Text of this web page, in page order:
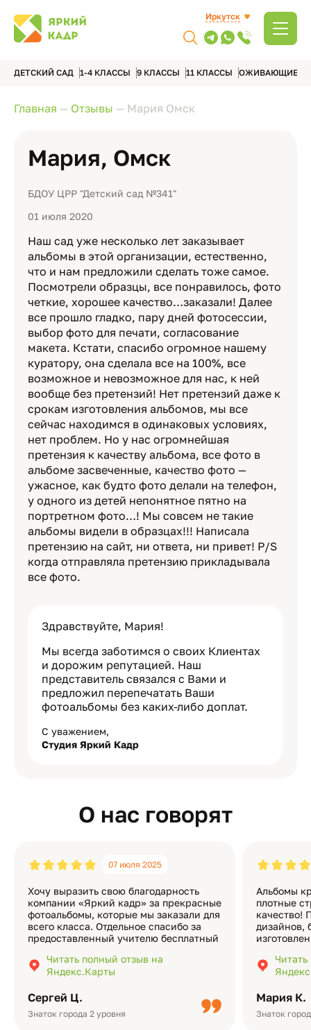
Иркутск
ДЕТСКИЙ САД 1-4 КЛАССЫ 9 КЛАССЫ 11 КЛАССЫ ОЖИВАЮЩИЕ
Главная — Отзывы — Мария Омск
Мария, Омск
БДОУ ЦРР "Детский сад №341"
01 июля 2020
Наш сад уже несколько лет заказывает
альбомы в этой организации, естественно,
что и нам предложили сделать тоже самое.
Посмотрели образцы, все понравилось, фото
четкие, хорошее качество…заказали! Далее
все прошло гладко, пару дней фотосессии,
выбор фото для печати, согласование
макета. Кстати, спасибо огромное нашему
куратору, она сделала все на 100%, все
возможное и невозможное для нас, к ней
вообще без претензий! Нет претензий даже к
срокам изготовления альбомов, мы все
сейчас находимся в одинаковых условиях,
нет проблем. Но у нас огромнейшая
претензия к качеству альбома, все фото в
альбоме засвеченные, качество фото —
ужасное, как будто фото делали на телефон,
у одного из детей непонятное пятно на
портретном фото…! Мы совсем не такие
альбомы видели в образцах!!! Написала
претензию на сайт, ни ответа, ни привет! P/S
когда отправляла претензию прикладывала
все фото.
Здравствуйте, Мария!
Мы всегда заботимся о своих Клиентах
и дорожим репутацией. Наш
представитель связался с Вами и
предложил перепечатать Ваши
фотоальбомы без каких-либо доплат.
С уважением,
Студия Яркий Кадр
О нас говорят
Сергей Ц.
Знаток города 2 уровня
07 июля 2025
Хочу выразить свою благодарность
компании «Яркий кадр» за прекрасные
фотоальбомы, которые мы заказали для
всего класса. Отдельное спасибо за
предоставленный учителю бесплатный
подчёркивает значимость события.
Качество альбомов на высшем уровне:
Читать полный отзыв на
Яндекс.Карты
Мария К.
Знаток
Альбомы
плотные
качество!
дизайнов,
добавить
видео с